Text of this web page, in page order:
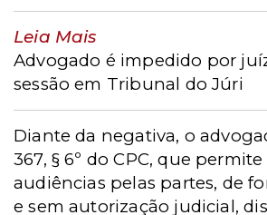
Leia Mais
Advogado é impedido por
sessão em Tribunal do Júri
Diante da negativa, o
367, § 6º do CPC, que
audiências pelas partes, de
e sem autorização judicial,